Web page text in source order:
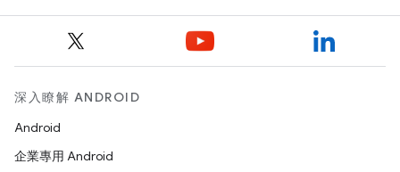
深入瞭解 ANDROID
Android
企業專用 Android